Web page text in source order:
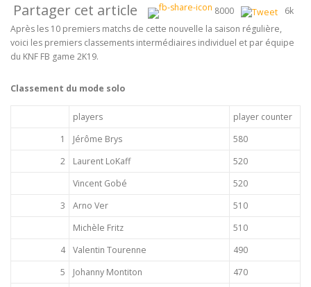
Partager cet article 8000
6k
Après les 10 premiers matchs de cette nouvelle la saison régulière,
voici les premiers classements intermédiaires individuel et par équipe
du KNF FB game 2K19.
Classement du mode solo
players
player counter
1
Jérôme Brys
580
2
Laurent LoKaff
520
Vincent Gobé
520
3
Arno Ver
510
Michèle Fritz
510
4
Valentin Tourenne
490
5
Johanny Montiton
470